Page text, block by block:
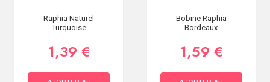
Raphia Naturel
Turquoise
1,39 €
Bobine Raphia
Bordeaux
1,59 €